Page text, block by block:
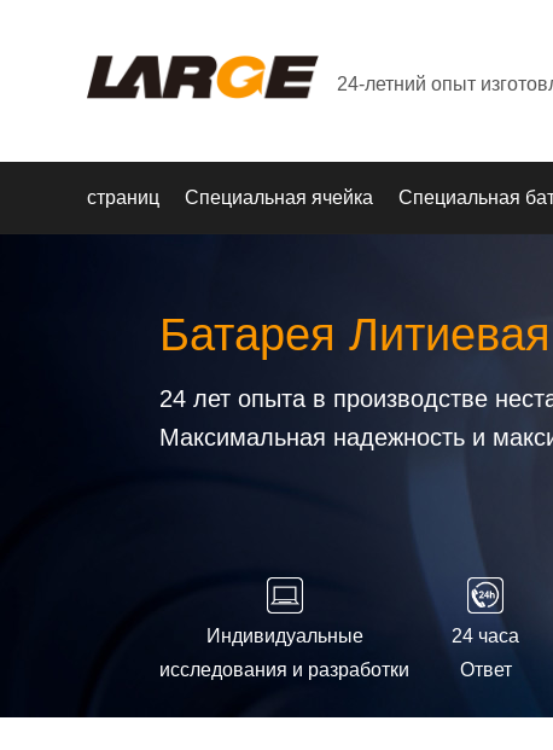
24-летний опыт
страниц Специальная ячейка Специальная
Батарея
24 лет опыта в производстве
Максимальная надежность и
Индивидуальные
исследования и разработки
24 часа
Ответ